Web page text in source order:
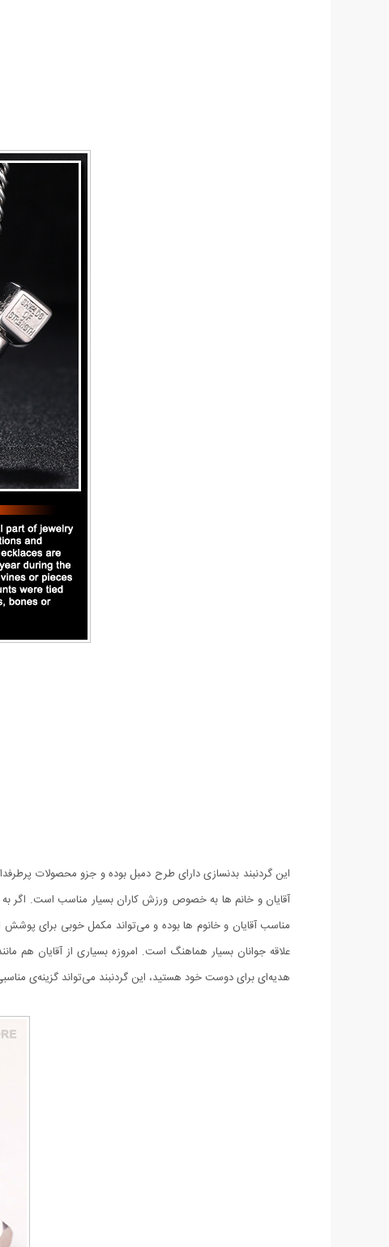
این گردنبند بدنسازی دارای طرح دمبل بوده و جزو محصولات
آقایان و خانم ها به خصوص ورزش کاران بسیار مناسب است. اگر به
مناسب آقایان و خانوم ها بوده و می‌تواند مکمل خوبی برای
علاقه جوانان بسیار هماهنگ است. امروزه بسیاری از آقایان هم
هدیه‌ای برای دوست خود هستید، این گردنبند می‌تواند گزینه‌ی